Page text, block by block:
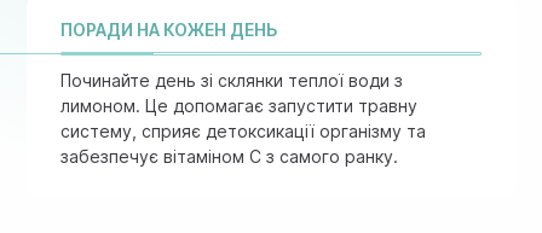
ПОРАДИ НА КОЖЕН ДЕНЬ
Починайте день зі склянки теплої води з
лимоном. Це допомагає запустити травну
систему, сприяє детоксикації організму та
забезпечує вітаміном C з самого ранку.